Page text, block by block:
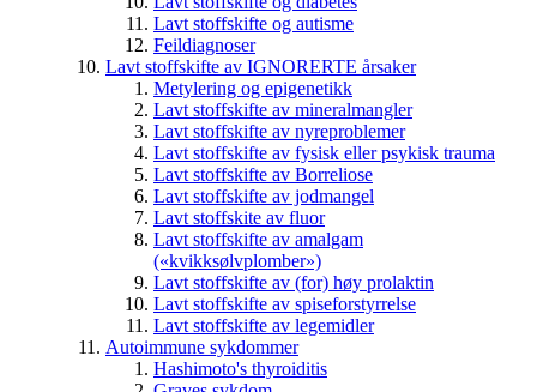
Lavt stoffskifte og autisme
Feildiagnoser
Lavt stoffskifte av IGNORERTE årsaker
Metylering og epigenetikk
Lavt stoffskifte av mineralmangler
Lavt stoffskifte av nyreproblemer
Lavt stoffskifte av fysisk eller psykisk trauma
Lavt stoffskifte av Borreliose
Lavt stoffskifte av jodmangel
Lavt stoffskite av fluor
Lavt stoffskifte av amalgam
(«kvikksølvplomber»)
Lavt stoffskifte av (for) høy prolaktin
Lavt stoffskifte av spiseforstyrrelse
Lavt stoffskifte av legemidler
Autoimmune sykdommer
Hashimoto's thyroiditis